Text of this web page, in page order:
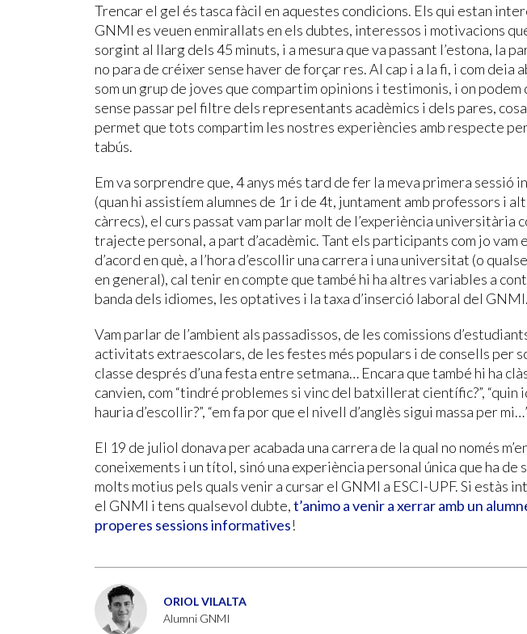
Trencar el gel és tasca fàcil en aquestes condicions. Els qui estan
GNMI es veuen enmirallats en els dubtes, interessos i motivacions
sorgint al llarg dels 45 minuts, i a mesura que va passant l’estona, la
no para de créixer sense haver de forçar res. Al cap i a la fi, i com deia
som un grup de joves que compartim opinions i testimonis, i on podem
sense passar pel filtre dels representants acadèmics i dels pares,
permet que tots compartim les nostres experiències amb respecte
tabús.
Em va sorprendre que, 4 anys més tard de fer la meva primera sessió
(quan hi assistíem alumnes de 1r i de 4t, juntament amb professors i
càrrecs), el curs passat vam parlar molt de l’experiència universitària
trajecte personal, a part d’acadèmic. Tant els participants com jo vam
d’acord en què, a l’hora d’escollir una carrera i una universitat (o
en general), cal tenir en compte que també hi ha altres variables a
banda dels idiomes, les optatives i la taxa d’inserció laboral del GNMI.
Vam parlar de l’ambient als passadissos, de les comissions
activitats extraescolars, de les festes més populars i de consells per
classe després d’una festa entre setmana… Encara que també hi ha
canvien, com “tindré problemes si vinc del batxillerat científic?”, “quin
hauria d’escollir?”, “em fa por que el nivell d’anglès sigui massa per
El 19 de juliol donava per acabada una carrera de la qual no només
coneixements i un títol, sinó una experiència personal única que ha de
molts motius pels quals venir a cursar el GNMI a ESCI-UPF. Si estàs
el GNMI i tens qualsevol dubte,t’animo a venir a xerrar amb un
properes sessions informatives!
ORIOL VILALTA
Alumni GNMI